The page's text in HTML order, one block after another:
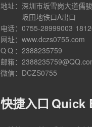
地址： 深圳市坂雪岗大道儒
坂田地铁口A出口
电话：0755-28999003
网址：www.dczs0755.com
QQ ：2388235759
邮箱：
微信： DCZS0755
快捷入口 Quick